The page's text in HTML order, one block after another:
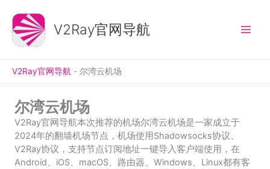
V2Ray官网导航
V2Ray官网导航 - 尔湾云机场
尔湾云机场
V2Ray官网导航本次推荐的机场尔湾云机场是一家成立于
2024年的翻墙机场节点，机场使用Shadowsocks协议、
V2Ray协议，支持节点订阅地址一键导入客户端使用，在
Android、iOS、macOS、路由器、Windows、Linux都有客